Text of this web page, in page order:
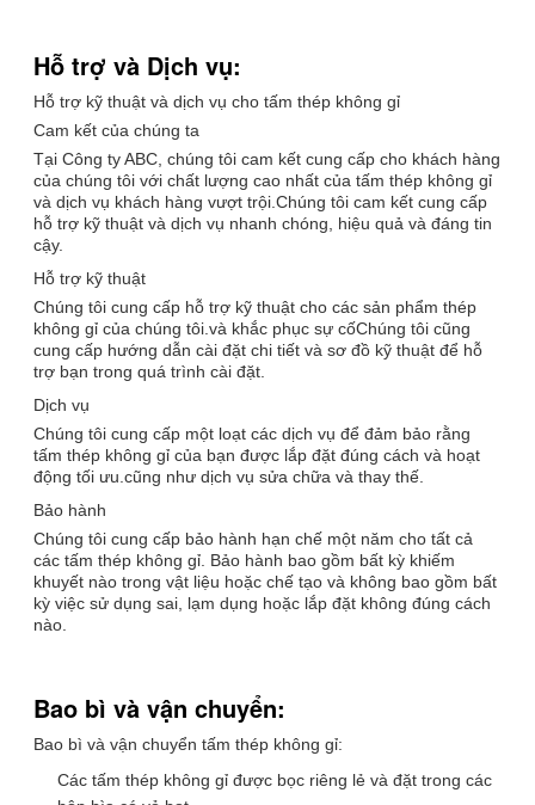
Hỗ trợ và Dịch vụ:
Hỗ trợ kỹ thuật và dịch vụ cho tấm thép không gỉ
Cam kết của chúng ta
Tại Công ty ABC, chúng tôi cam kết cung cấp cho khách hàng
của chúng tôi với chất lượng cao nhất của tấm thép không gỉ
và dịch vụ khách hàng vượt trội.Chúng tôi cam kết cung cấp
hỗ trợ kỹ thuật và dịch vụ nhanh chóng, hiệu quả và đáng tin
cậy.
Hỗ trợ kỹ thuật
Chúng tôi cung cấp hỗ trợ kỹ thuật cho các sản phẩm thép
không gỉ của chúng tôi.và khắc phục sự cốChúng tôi cũng
cung cấp hướng dẫn cài đặt chi tiết và sơ đồ kỹ thuật để hỗ
trợ bạn trong quá trình cài đặt.
Dịch vụ
Chúng tôi cung cấp một loạt các dịch vụ để đảm bảo rằng
tấm thép không gỉ của bạn được lắp đặt đúng cách và hoạt
động tối ưu.cũng như dịch vụ sửa chữa và thay thế.
Bảo hành
Chúng tôi cung cấp bảo hành hạn chế một năm cho tất cả
các tấm thép không gỉ. Bảo hành bao gồm bất kỳ khiếm
khuyết nào trong vật liệu hoặc chế tạo và không bao gồm bất
kỳ việc sử dụng sai, lạm dụng hoặc lắp đặt không đúng cách
nào.
Bao bì và vận chuyển:
Bao bì và vận chuyển tấm thép không gỉ:
Các tấm thép không gỉ được bọc riêng lẻ và đặt trong các